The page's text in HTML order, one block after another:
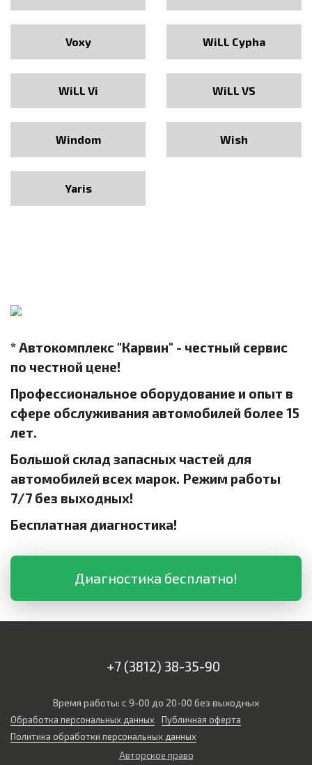
Voxy WiLL Cypha
WiLL Vi WiLL VS
Windom Wish
Yaris
* Автокомплекс "Карвин" - честный сервис
по честной цене!
Профессиональное оборудование и опыт в
сфере обслуживания автомобилей более 15
лет.
Большой склад запасных частей для
автомобилей всех марок. Режим работы
7/7 без выходных!
Бесплатная диагностика!
Диагностика бесплатно!
+7 (3812) 38-35-90
Время работы: с 9-00 до 20-00 без выходных
Обработка персональных данных
Публичная оферта
Политика обработки персональных данных
Авторское право